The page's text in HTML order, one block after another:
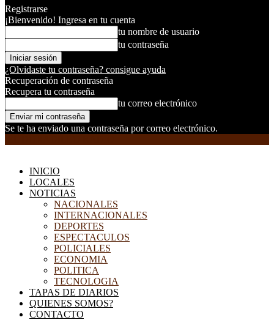
Registrarse
¡Bienvenido! Ingresa en tu cuenta
tu nombre de usuario
tu contraseña
¿Olvidaste tu contraseña? consigue ayuda
Recuperación de contraseña
Recupera tu contraseña
tu correo electrónico
Se te ha enviado una contraseña por correo electrónico.
INICIO
LOCALES
NOTICIAS
NACIONALES
INTERNACIONALES
DEPORTES
ESPECTACULOS
POLICIALES
ECONOMIA
POLITICA
TECNOLOGIA
TAPAS DE DIARIOS
QUIENES SOMOS?
CONTACTO